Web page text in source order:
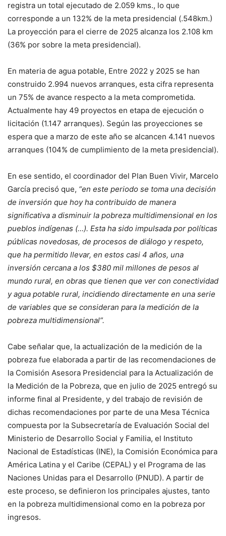
registra un total ejecutado de 2.059 kms., lo que
corresponde a un 132% de la meta presidencial (.548km.)
La proyección para el cierre de 2025 alcanza los 2.108 km
(36% por sobre la meta presidencial).
En materia de agua potable, Entre 2022 y 2025 se han
construido 2.994 nuevos arranques, esta cifra representa
un 75% de avance respecto a la meta comprometida.
Actualmente hay 49 proyectos en etapa de ejecución o
licitación (1.147 arranques). Según las proyecciones se
espera que a marzo de este año se alcancen 4.141 nuevos
arranques (104% de cumplimiento de la meta presidencial).
En ese sentido, el coordinador del Plan Buen Vivir, Marcelo
García precisó que, “en este periodo se toma una decisión
de inversión que hoy ha contribuido de manera
significativa a disminuir la pobreza multidimensional en los
pueblos indígenas (…). Esta ha sido impulsada por políticas
públicas novedosas, de procesos de diálogo y respeto,
que ha permitido llevar, en estos casi 4 años, una
inversión cercana a los $380 mil millones de pesos al
mundo rural, en obras que tienen que ver con conectividad
y agua potable rural, incidiendo directamente en una serie
de variables que se consideran para la medición de la
pobreza multidimensional”.
Cabe señalar que, la actualización de la medición de la
pobreza fue elaborada a partir de las recomendaciones de
la Comisión Asesora Presidencial para la Actualización de
la Medición de la Pobreza, que en julio de 2025 entregó su
informe final al Presidente, y del trabajo de revisión de
dichas recomendaciones por parte de una Mesa Técnica
compuesta por la Subsecretaría de Evaluación Social del
Ministerio de Desarrollo Social y Familia, el Instituto
Nacional de Estadísticas (INE), la Comisión Económica para
América Latina y el Caribe (CEPAL) y el Programa de las
Naciones Unidas para el Desarrollo (PNUD). A partir de
este proceso, se definieron los principales ajustes, tanto
en la pobreza multidimensional como en la pobreza por
ingresos.